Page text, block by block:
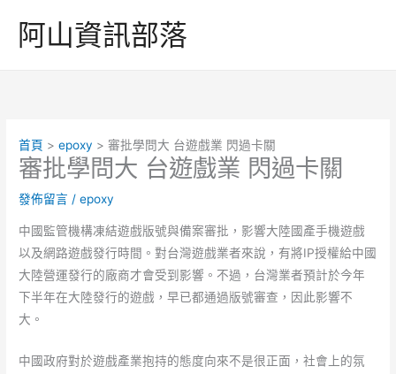
阿山資訊部落
首頁 epoxy 審批學問大 台遊戲業 閃過卡關
審批學問大 台遊戲業 閃過卡關
發佈留言 /epoxy
中國監管機構凍結遊戲版號與備案審批，影響大陸國產手機遊戲
以及網路遊戲發行時間。對台灣遊戲業者來說，有將IP授權給中國
大陸營運發行的廠商才會受到影響。不過，台灣業者預計於今年
下半年在大陸發行的遊戲，早已都通過版號審查，因此影響不
大。
中國政府對於遊戲產業抱持的態度向來不是很正面，社會上的氛